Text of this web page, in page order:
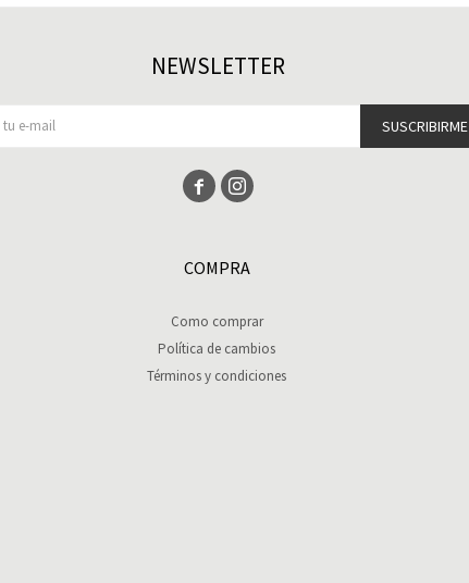
COMPRA
Como comprar
Política de cambios
Términos y condiciones
NEWSLETTER
SUSCRIBIRME
 